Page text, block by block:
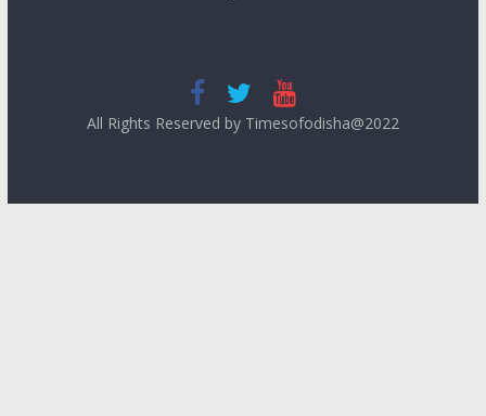
All Rights Reserved by Timesofodisha@2022